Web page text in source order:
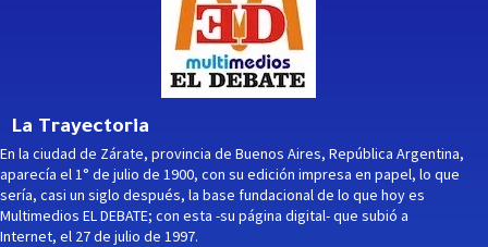
La Trayectoria
En la ciudad de Zárate, provincia de Buenos Aires, República Argentina,
aparecía el 1° de julio de 1900, con su edición impresa en papel, lo que
sería, casi un siglo después, la base fundacional de lo que hoy es
Multimedios EL DEBATE; con esta -su página digital- que subió a
Internet, el 27 de julio de 1997.